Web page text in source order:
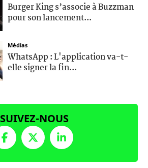
Burger King s’associe à Buzzman
pour son lancement...
Médias
WhatsApp : L'application va-t-
elle signer la fin...
SUIVEZ-NOUS